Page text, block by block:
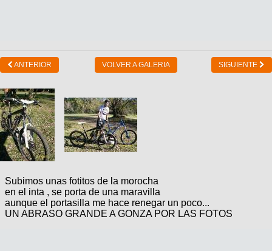
ANTERIOR VOLVER A GALERIA SIGUIENTE
Subimos unas fotitos de la morocha
en el inta , se porta de una maravilla
aunque el portasilla me hace renegar un poco...
UN ABRASO GRANDE A GONZA POR LAS FOTOS